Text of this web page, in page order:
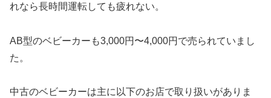
れなら長時間運転しても疲れない。
AB型のベビーカーも3,000円〜4,000円で売られていまし
た。
中古のベビーカーは主に以下のお店で取り扱いがありま